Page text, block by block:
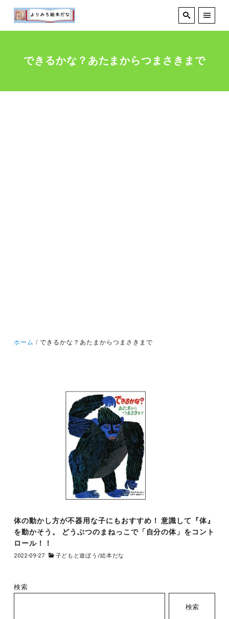
できるかな？あたまからつまさきまで
ホーム できるかな？あたまからつまさきまで
体の動かし方が不器用な子にもおすすめ！ 意識して『体』
を動かそう。 どうぶつのまねっこで「自分の体」をコント
ロール！！
2022-09-27 子どもと遊ぼう /絵本だな
検索
検索